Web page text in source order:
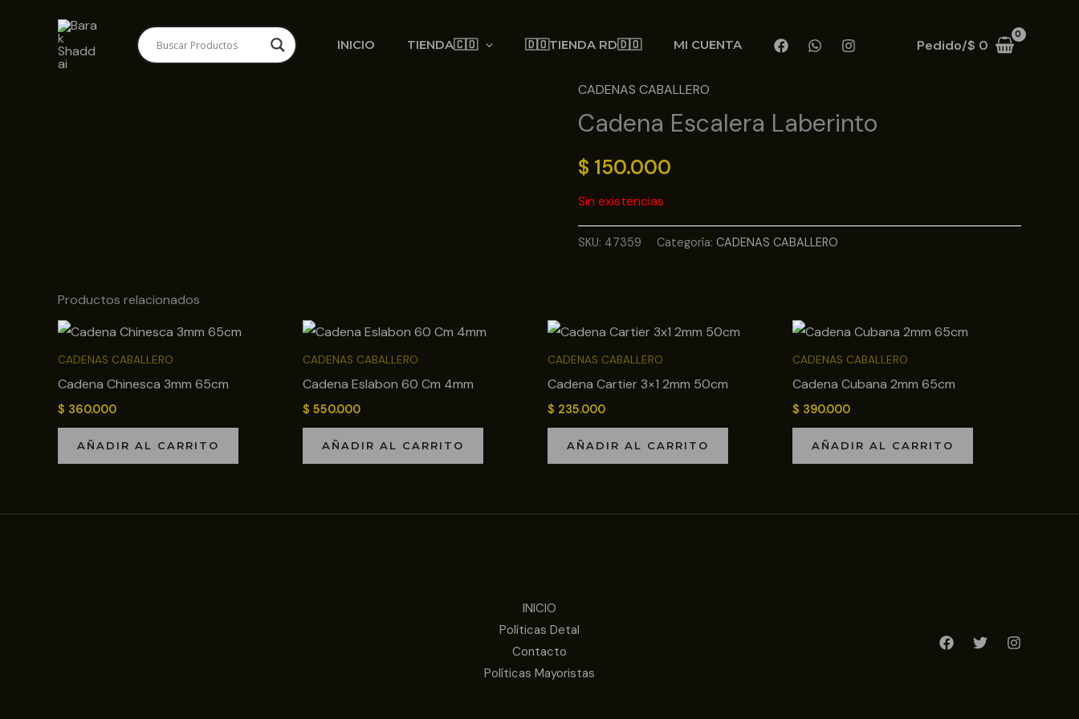
contenido
INICIO TIENDA🇨🇴 🇩🇴TIENDA RD🇩🇴 MI CUENTA Pedido/$ 0
CADENAS CABALLERO
Cadena Escalera Laberinto
$ 150.000
Sin existencias
SKU: 47359 Categoría: CADENAS CABALLERO
Productos relacionados
CADENAS CABALLERO
Cadena Chinesca 3mm 65cm
$ 360.000
AÑADIR AL CARRITO
CADENAS CABALLERO
Cadena Eslabon 60 Cm 4mm
$ 550.000
AÑADIR AL CARRITO
CADENAS CABALLERO
Cadena Cartier 3×1 2mm 50cm
$ 235.000
AÑADIR AL CARRITO
CADENAS CABALLERO
Cadena Cubana 2mm 65cm
$ 390.000
AÑADIR AL CARRITO
INICIO
Políticas Detal
Contacto
Políticas Mayoristas